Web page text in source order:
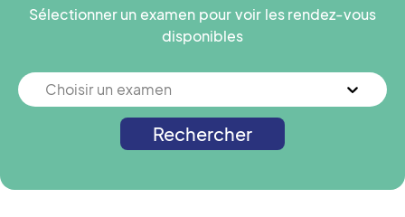
Sélectionner un examen pour voir les rendez-vous
disponibles
Choisir un examen
Rechercher